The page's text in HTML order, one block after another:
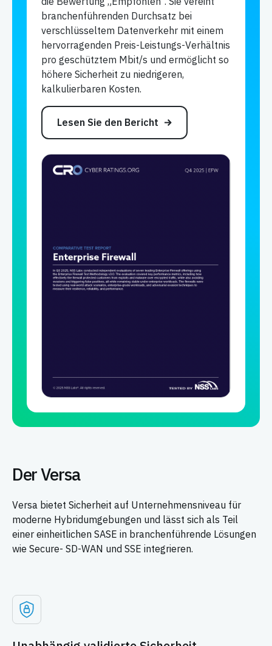
branchenführenden Durchsatz bei
verschlüsseltem Datenverkehr mit einem
hervorragenden Preis-Leistungs-Verhältnis
pro geschütztem Mbit/s und ermöglicht so
höhere Sicherheit zu niedrigeren,
kalkulierbaren Kosten.
Lesen Sie den Bericht
Der Versa
Versa bietet Sicherheit auf Unternehmensniveau für
moderne Hybridumgebungen und lässt sich als Teil
einer einheitlichen SASE in branchenführende Lösungen
wie Secure- SD-WAN und SSE integrieren.